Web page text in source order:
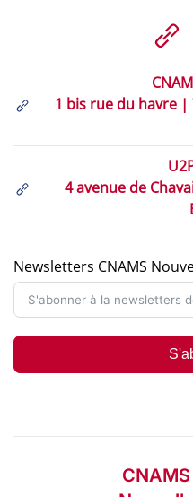
1 bis rue du havre |
4 avenue de
Newsletters CNAMS